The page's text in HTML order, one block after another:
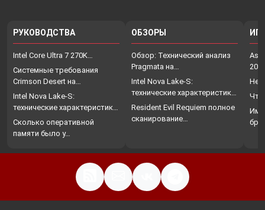
РУКОВОДСТВА
Intel Core Ultra 7 270K…
Системные требования
Crimson Desert на…
Intel Nova Lake-S:
технические характеристики,
…
Сколько оперативной
памяти было у…
ОБЗОРЫ
Обзор: Технический анализ
Pragmata на…
Intel Nova Lake-S:
технические характеристики,
…
Resident Evil Requiem полное
сканирование…
Что